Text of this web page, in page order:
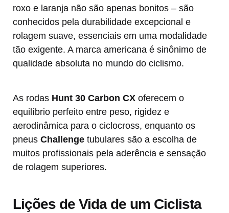
roxo e laranja não são apenas bonitos – são
conhecidos pela durabilidade excepcional e
rolagem suave, essenciais em uma modalidade
tão exigente. A marca americana é sinônimo de
qualidade absoluta no mundo do ciclismo.
As rodas Hunt 30 Carbon CX oferecem o
equilíbrio perfeito entre peso, rigidez e
aerodinâmica para o ciclocross, enquanto os
pneus Challenge tubulares são a escolha de
muitos profissionais pela aderência e sensação
de rolagem superiores.
Lições de Vida de um Ciclista